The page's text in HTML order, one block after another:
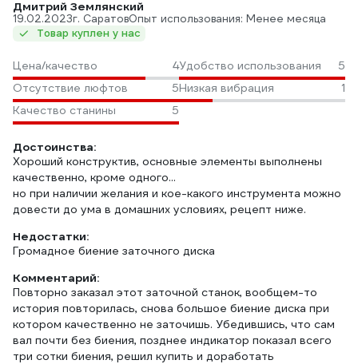
Дмитрий Землянский
19.02.2023г. СаратовОпыт использования: Менее месяца
Товар куплен у нас
Цена/качество 4Удобство использования
5
Отсутствие люфтов
5Низкая вибрация
1
Качество станины
5
Достоинства:
Хороший конструктив, основные элементы выполнены
качественно, кроме одного...
но при наличии желания и кое-какого инструмента можно
довести до ума в домашних условиях, рецепт ниже.
Недостатки:
Громадное биение заточного диска
Комментарий:
Повторно заказал этот заточной станок, вообщем-то
история повторилась, снова большое биение диска при
котором качественно не заточишь. Убедившись, что сам
вал почти без биения, позднее индикатор показал всего
три сотки биения, решил купить и доработать